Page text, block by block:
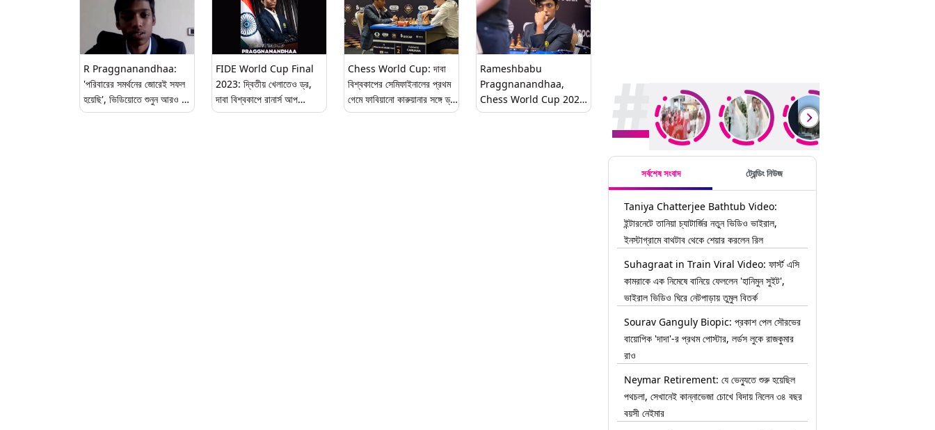
R Praggnanandhaa:
'পরিবারের সমর্থনের জোরেই সফল
হয়েছি', ভিডিয়োতে শুনুন আরও কী
বললেন প্রজ্ঞানন্দ
FIDE World Cup Final
2023: দ্বিতীয় খেলাতেও ড্র,
দাবা বিশ্বকাপে রানার্স আপ
রমেশবাবু প্রজ্ঞানন্দ
Chess World Cup: দাবা
বিশ্বকাপের সেমিফাইনালের প্রথম
গেমে ফাবিয়ানো কারুয়ানার সঙ্গে ড্র
প্রজ্ঞানন্দর
Rameshbabu
Praggnanandhaa,
Chess World Cup 2023:
বিশ্বনাথন আনন্দের পর দ্বিতীয়
সর্বশেষ সংবাদ ট্রেন্ডিং নিউজ
Taniya Chatterjee Bathtub Video:
ইন্টারনেটে তানিয়া চ্যাটার্জির নতুন ভিডিও ভাইরাল,
ইনস্টাগ্রামে বাথটাব থেকে শেয়ার করলেন রিল
Suhagraat in Train Viral Video: ফার্স্ট এসি
কামরাকে এক নিমেষে বানিয়ে ফেললেন 'হানিমুন সুইট',
ভাইরাল ভিডিও ঘিরে নেটপাড়ায় তুমুল বিতর্ক
Sourav Ganguly Biopic: প্রকাশ পেল সৌরভের
বায়োপিক 'দাদা'-র প্রথম পোস্টার, লর্ডস লুকে রাজকুমার
রাও
Neymar Retirement: যে ভেন্যুতে শুরু হয়েছিল
পথচলা, সেখানেই কান্নাভেজা চোখে বিদায় নিলেন ৩৪ বছর
বয়সী নেইমার